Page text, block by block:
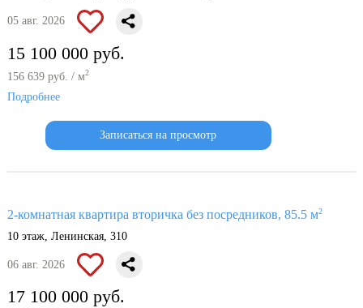
05 авг. 2026
15 100 000 руб.
156 639 руб. / м2
Подробнее
Записаться на просмотр
2-комнатная квартира вторичка без посредников, 85.5 м2
10 этаж, Ленинская, 310
06 авг. 2026
17 100 000 руб.